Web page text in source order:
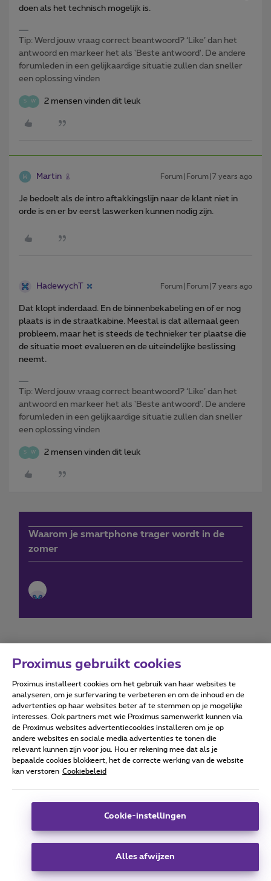
doen als het technisch mogelijk is.
Tip: Werd jouw vraag correct beantwoord? ‘Like’ dan het
antwoord en markeer het als 'Beste antwoord'. De andere
forumleden in een gelijkaardige situatie zullen dan sneller
een oplossing vinden
S W 2 mensen vinden dit leuk
Martin Forum|Forum|7 years ago
Je bedoelt als de intro aftakkingslijn naar de klant niet in
orde is en er bv eerst laswerken kunnen nodig zijn.
HadewychT Forum|Forum|7 years ago
Dat klopt inderdaad. En de binnenbekabeling en of er nog
plaats is in de straatkabine. Meestal is dat allemaal geen
probleem, maar het is steeds de technieker ter plaatse die
de situatie moet evalueren en de uiteindelijke beslissing
neemt.
Tip: Werd jouw vraag correct beantwoord? ‘Like’ dan het
antwoord en markeer het als 'Beste antwoord'. De andere
forumleden in een gelijkaardige situatie zullen dan sneller
een oplossing vinden
S W 2 mensen vinden dit leuk
Waarom je smartphone trager wordt in de
zomer
Forumvoorwaarden Accessibility statement
Alle rechten voorbehouden. © Proximus
Algemene voorwaarden, consumenteninfo
Deze website is gecreëerd en wordt beheerd conform het
Koning Albert II-laan 27 - B-1030 Brussel.
Proximus gebruikt cookies
Proximus installeert cookies om het gebruik van haar websites te
analyseren, om je surfervaring te verbeteren en om de inhoud en de
advertenties op haar websites beter af te stemmen op je mogelijke
interesses. Ook partners met wie Proximus samenwerkt kunnen via
de Proximus websites advertentiecookies installeren om je op
andere websites en sociale media advertenties te tonen die
relevant kunnen zijn voor jou. Hou er rekening mee dat als je
bepaalde cookies blokkeert, het de correcte werking van de website
kan verstoren Cookiebeleid
Cookie-instellingen
Alles afwijzen